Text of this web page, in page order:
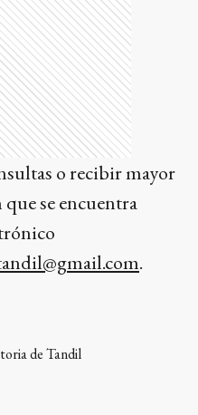
o recibir mayor
se encuentra
.
de Tandil